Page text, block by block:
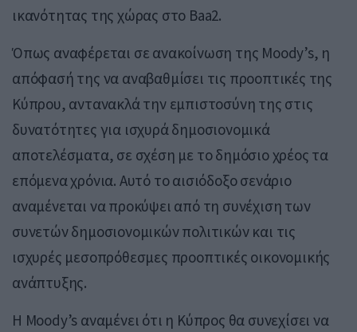
ικανότητας της χώρας στο Baa2.
Όπως αναφέρεται σε ανακοίνωση της Moody’s, η
απόφασή της να αναβαθμίσει τις προοπτικές της
Κύπρου, αντανακλά την εμπιστοσύνη της στις
δυνατότητες για ισχυρά δημοσιονομικά
αποτελέσματα, σε σχέση με το δημόσιο χρέος τα
επόμενα χρόνια. Αυτό το αισιόδοξο σενάριο
αναμένεται να προκύψει από τη συνέχιση των
συνετών δημοσιονομικών πολιτικών και τις
ισχυρές μεσοπρόθεσμες προοπτικές οικονομικής
ανάπτυξης.
Η Moody’s αναμένει ότι η Κύπρος θα συνεχίσει να